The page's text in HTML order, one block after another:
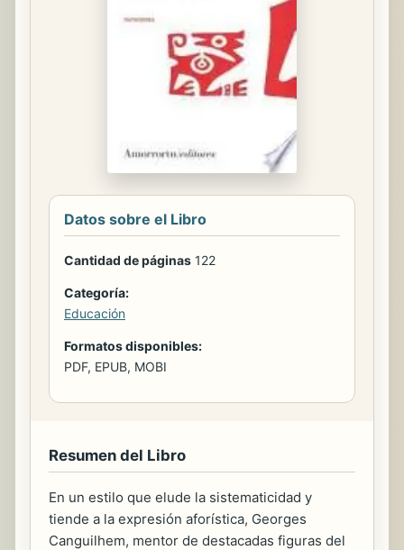
Datos sobre el Libro
Cantidad de páginas 122
Categoría:
Educación
Formatos disponibles:
PDF, EPUB, MOBI
Resumen del Libro
En un estilo que elude la sistematicidad y
tiende a la expresión aforística, Georges
Canguilhem, mentor de destacadas figuras del